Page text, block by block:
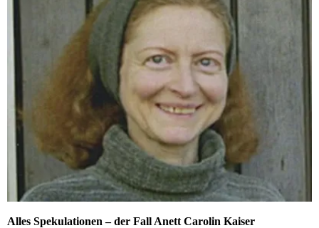
Alles Spekulationen – der Fall Anett Carolin Kaiser